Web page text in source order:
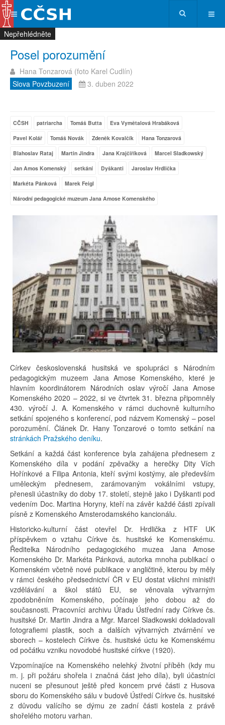
Posel porozumění
Hana Tonzarová (foto Karel Cudlín)
Slova Povzbuzení
3. duben 2022
CČSH patriarcha Tomáš Butta
Eva Vymětalová Hrabáková
Pavel Kolář
Tomáš Novák Zdeněk Kovalčík
Hana Tonzarová
Blahoslav Rataj
Martin Jindra Jana Krajčiříková
Marcel Sladkowský
Jan Amos Komenský
setkání Dyškanti
Jaroslav Hrdlička
Markéta Pánková
Marek Feigl
Národní pedagogické muzeum Jana Amose Komenského
Církev československá husitská ve spolupráci s Národním
pedagogickým muzeem Jana Amose Komenského, které je
hlavním koordinátorem Národních oslav výročí Jana Amose
Komenského 2020 – 2022, si ve čtvrtek 31. března připomněly
430. výročí J. A. Komenského v rámci duchovně kulturního
setkání spojeného s konferencí, pod názvem Komenský – posel
porozumění. Článek Dr. Hany Tonzarové o tomto setkání na
stránkách Pražského deníku.
Setkání a každá část konference byla zahájena přednesem z
Komenského díla v podání zpěvačky a herečky Dity Vích
Hořínkové a Filipa Antonia, kteří svými kostýmy, ale především
uměleckým přednesem, zarámovaným vokálními vstupy,
přenesli účastníky do doby 17. století, stejně jako i Dyškanti pod
vedením Doc. Martina Horyny, kteří na závěr každé části zpívali
písně z Komenského Amsterodamského kancionálu.
Historicko-kulturní část otevřel Dr. Hrdlička z HTF UK
příspěvkem o vztahu Církve čs. husitské ke Komenskému.
Ředitelka Národního pedagogického muzea Jana Amose
Komenského Dr. Markéta Pánková, autorka mnoha publikací o
Komenském včetně nové publikace v angličtině, kterou by měly
v rámci českého předsednictví ČR v EU dostat všichni ministři
vzdělávání a škol států EU, se věnovala výtvarným
zpodobněním Komenského, počínaje jeho dobou až do
současnosti. Pracovníci archivu Úřadu Ústřední rady Církve čs.
husitské Dr. Martin Jindra a Mgr. Marcel Sladkowski dokladovali
fotografiemi plastik, soch a dalších výtvarných ztvárnění ve
sborech – kostelech Církve čs. husitské úctu ke Komenskému
od počátku vzniku novodobé husitské církve (1920).
Vzpomínajíce na Komenského nelehký životní příběh (kdy mu
m. j. při požáru shořela i značná část jeho díla), byli účastníci
nuceni se přesunout ještě před koncem prvé části z Husova
sboru do Komenského sálu v budově Ústředí Církve čs. husitské
z důvodu valícího se dýmu ze zadní části kostela z právě
shořelého motoru varhan.
Nepřehlédněte
Nepřehlédněte
Nepřehlédněte
Nepřehlédněte